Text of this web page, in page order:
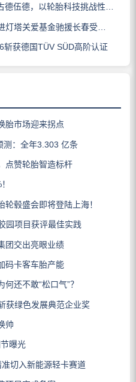
德，以轮胎科技挑战性能边界
关爱基金驰援长春受灾门店
斩获德国TÜV SÜD高阶认证
胎市场迎来拐点
测：全年3.303 亿条
点赞轮胎智造标杆
毂盛会即将登陆上海！
园项目获评最佳实践
团交出亮眼业绩
码卡客车胎产能
还不敢“松口气”？
获绿色发展典范企业奖
帅
曝光
切入新能源轻卡赛道